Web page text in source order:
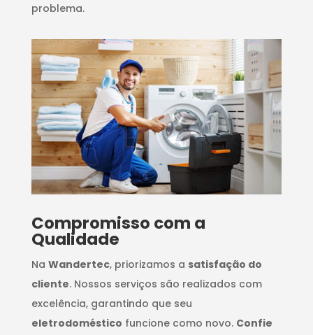
problema.
Compromisso com a
Qualidade
Na Wandertec, priorizamos a satisfação do
cliente. Nossos serviços são realizados com
excelência, garantindo que seu
eletrodoméstico funcione como novo. Confie